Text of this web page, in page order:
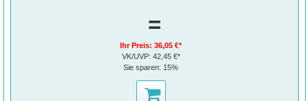
=
Ihr Preis:36,05 €*
VK/UVP: 42,45 €*
Sie sparen: 15%